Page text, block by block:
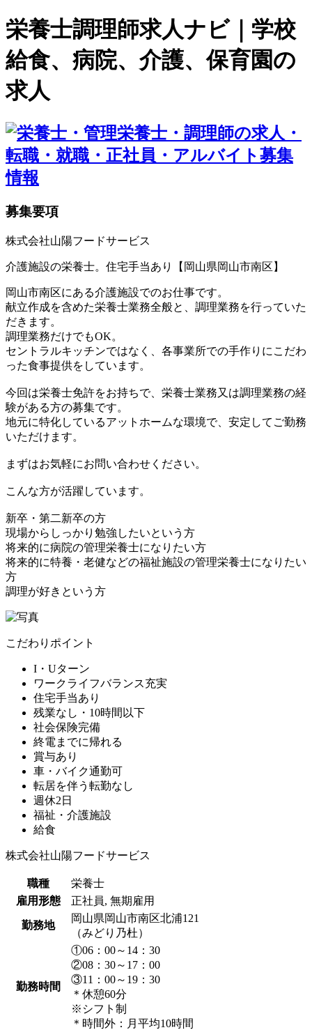
栄養士調理師求人ナビ｜学校
給食、病院、介護、保育園の
求人
募集要項
株式会社山陽フードサービス
介護施設の栄養士。住宅手当あり【岡山県岡山市南区】
岡山市南区にある介護施設でのお仕事です。
献立作成を含めた栄養士業務全般と、調理業務を行っていた
だきます。
調理業務だけでもOK。
セントラルキッチンではなく、各事業所での手作りにこだわ
った食事提供をしています。
今回は栄養士免許をお持ちで、栄養士業務又は調理業務の経
験がある方の募集です。
地元に特化しているアットホームな環境で、安定してご勤務
いただけます。
まずはお気軽にお問い合わせください。
こんな方が活躍しています。
新卒・第二新卒の方
現場からしっかり勉強したいという方
将来的に病院の管理栄養士になりたい方
将来的に特養・老健などの福祉施設の管理栄養士になりたい
方
調理が好きという方
こだわりポイント
I・Uターン
ワークライフバランス充実
住宅手当あり
残業なし・10時間以下
社会保険完備
終電までに帰れる
賞与あり
車・バイク通勤可
転居を伴う転勤なし
週休2日
福祉・介護施設
給食
株式会社山陽フードサービス
職種
栄養士
雇用形態
正社員, 無期雇用
勤務地
岡山県岡山市南区北浦121
（みどり乃杜）
勤務時間
①06：00～14：30
②08：30～17：00
③11：00～19：30
＊休憩60分
※シフト制
＊時間外：月平均10時間